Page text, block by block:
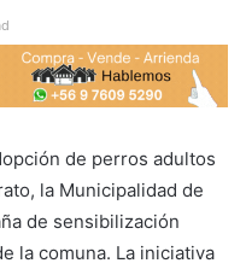
de perros adultos
la Municipalidad de
de sensibilización
la comuna. La iniciativa